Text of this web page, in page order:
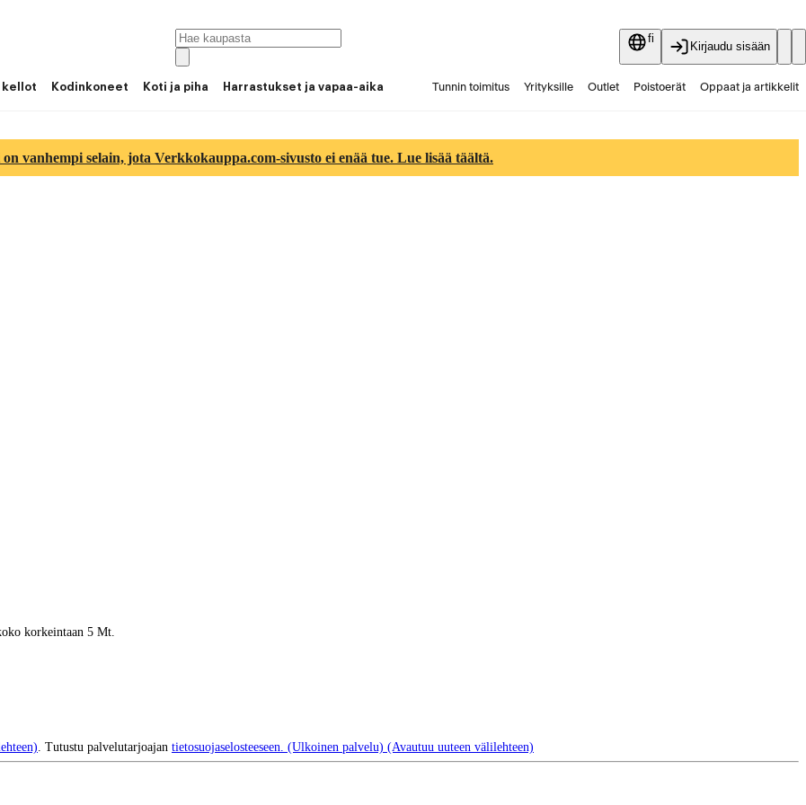
fi
Kirjaudu sisään
kellot Kodinkoneet Koti ja piha Harrastukset ja vapaa-aika Tunnin toimitus Yrityksille Outlet Poistoerät Oppaat ja artikkelit
on vanhempi selain, jota Verkkokauppa.com-sivusto ei enää tue. Lue lisää täältä.
korkeintaan 5 Mt.
. Tutustu palvelutarjoajan tietosuojaselosteeseen. (Ulkoinen palvelu) (Avautuu uuteen välilehteen)